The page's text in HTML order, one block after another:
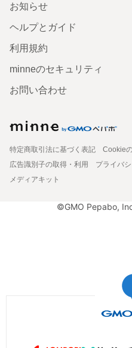
お知らせ
ヘルプとガイド
利用規約
minneのセキュリティ
お問い合わせ
特定商取引法に基づく表記
Cookie
広告識別子の取得・利用
プライバ
メディアキット
©GMO Pepabo,